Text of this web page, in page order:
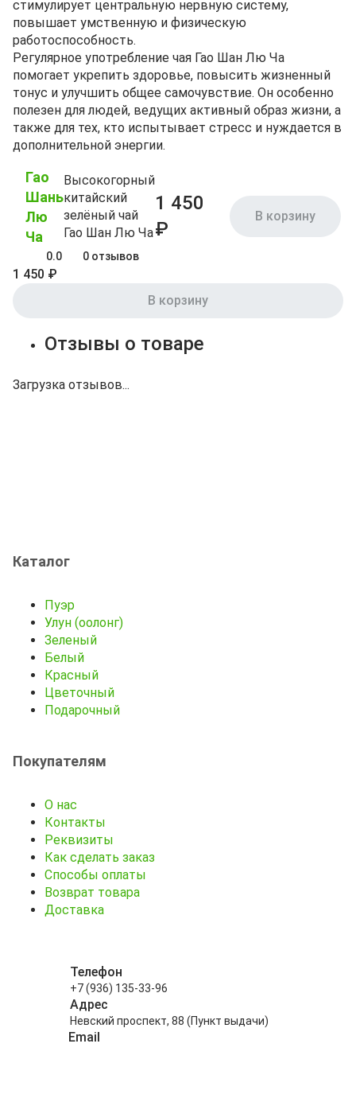
стимулирует центральную нервную систему,
повышает умственную и физическую
работоспособность.
Регулярное употребление чая Гао Шан Лю Ча
помогает укрепить здоровье, повысить жизненный
тонус и улучшить общее самочувствие. Он особенно
полезен для людей, ведущих активный образ жизни, а
также для тех, кто испытывает стресс и нуждается в
дополнительной энергии.
Гао
Шань
Лю
Ча
Высокогорный
китайский
зелёный чай
Гао Шан Лю Ча
0.0 0 отзывов
1 450
₽
В корзину
1 450 ₽
В корзину
Отзывы о товаре
Загрузка отзывов...
Каталог
Пуэр
Улун (оолонг)
Зеленый
Белый
Красный
Цветочный
Подарочный
Покупателям
О нас
Контакты
Реквизиты
Как сделать заказ
Способы оплаты
Возврат товара
Доставка
Телефон
+7 (936) 135-33-96
Адрес
Невский проспект, 88 (Пункт выдачи)
Email